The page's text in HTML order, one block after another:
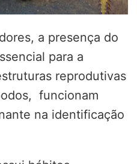
a presença do
para a
reprodutivas
funcionam
na identificação